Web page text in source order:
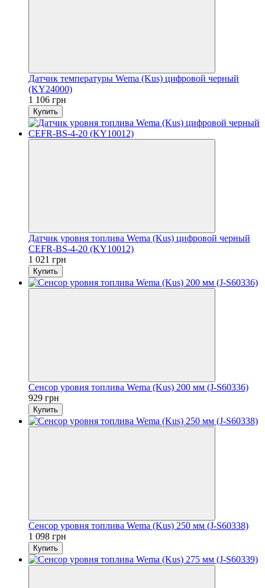
Датчик температуры Wema (Kus) цифровой черный
(KY24000)
1 106 грн
Купить
Датчик уровня топлива Wema (Kus) цифровой черный
CEFR-BS-4-20 (KY10012)
1 021 грн
Купить
Сенсор уровня топлива Wema (Kus) 200 мм (J-S60336)
929 грн
Купить
Сенсор уровня топлива Wema (Kus) 250 мм (J-S60338)
1 098 грн
Купить